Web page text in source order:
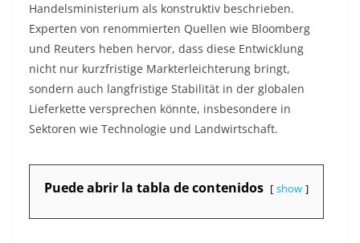
Handelsministerium als konstruktiv beschrieben.
Experten von renommierten Quellen wie Bloomberg
und Reuters heben hervor, dass diese Entwicklung
nicht nur kurzfristige Markterleichterung bringt,
sondern auch langfristige Stabilität in der globalen
Lieferkette versprechen könnte, insbesondere in
Sektoren wie Technologie und Landwirtschaft.
Puede abrir la tabla de contenidos show